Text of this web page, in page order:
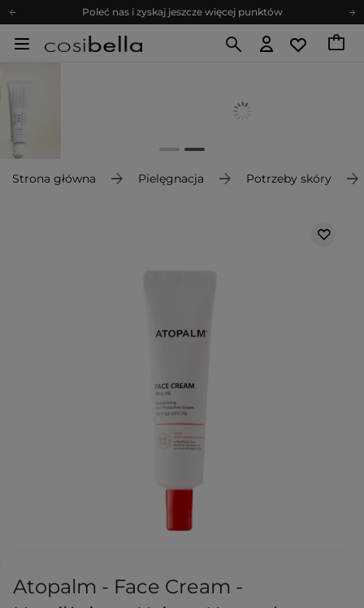
Zapisz się na newsletter pełen porad
Bezpłatne konsultacje kosmetologiczne
Zapisz się na newsletter pełen porad
Strona główna Pielęgnacja Potrzeby skóry
Atopalm - Face Cream -